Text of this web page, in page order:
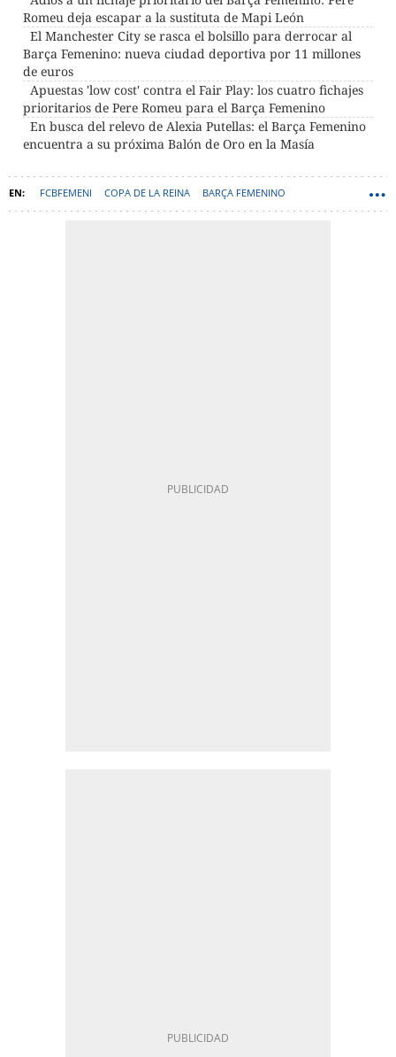
Romeu deja escapar a la sustituta de Mapi León
El Manchester City se rasca el bolsillo para derrocar al
Barça Femenino: nueva ciudad deportiva por 11 millones
de euros
Apuestas 'low cost' contra el Fair Play: los cuatro fichajes
prioritarios de Pere Romeu para el Barça Femenino
En busca del relevo de Alexia Putellas: el Barça Femenino
encuentra a su próxima Balón de Oro en la Masía
FCBFEMENI COPA DE LA REINA BARÇA FEMENINO